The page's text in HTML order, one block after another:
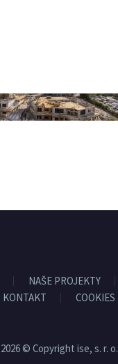
NAŠE PROJEKTY
KONTAKT
COOKIES
2026 © Copyright ise, s. r. o.